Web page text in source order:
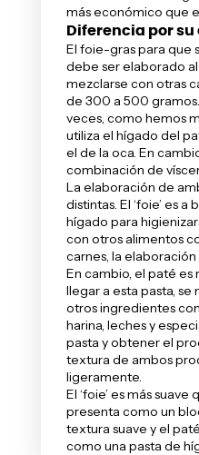
más económico que el
Diferencia por
El foie-gras para que
debe ser elaborado
mezclarse con otras
de 300 a 500
veces, como hemos
utiliza el hígado del
el de la oca. En
combinación de
La elaboración de
distintas. El ‘foie’ es
hígado para
con otros alimentos
carnes, la
En cambio, el paté es
llegar a esta pasta, se
otros ingredientes
harina, leches y
pasta y obtener el
textura de ambos
ligeramente.
El ‘foie’ es más
presenta como un
textura suave y el
como una pasta de